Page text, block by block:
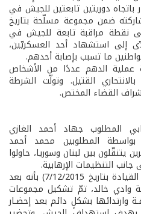
النار باتجاه دوريتين تابعتين للجيش في
ضمن مجموعة مسلّحة بتاريخ
على نقطة مراقبة تابعة للجيش في
إلى استشهاد أحد العسكريّين،
ما تسبب بإصابة أحدهم.
الدهم عددًا من الأشخاص
القتيل. وتولّت الشرطة
القضاء المختص.
المطلوب جهاد أحمد الغازي
بواسطة المطلوبين محمد أحمد
بين لبنان وسوريا، حاولوا
التنظيمات الإرهابية.
وقد اعترف الموقوف (وفق بيان القيادة بتاريخ 7/12/2015) بأنه بعد
وادي خالد، تمّ تشكيل مجموعات
وارتدائها بشكلٍ دائم بعد إحضـار